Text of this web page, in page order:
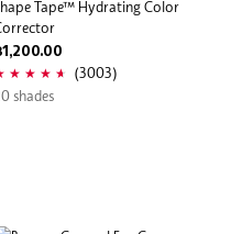
Tape™ Hydrating Color
1,200.00
(3003)
shades